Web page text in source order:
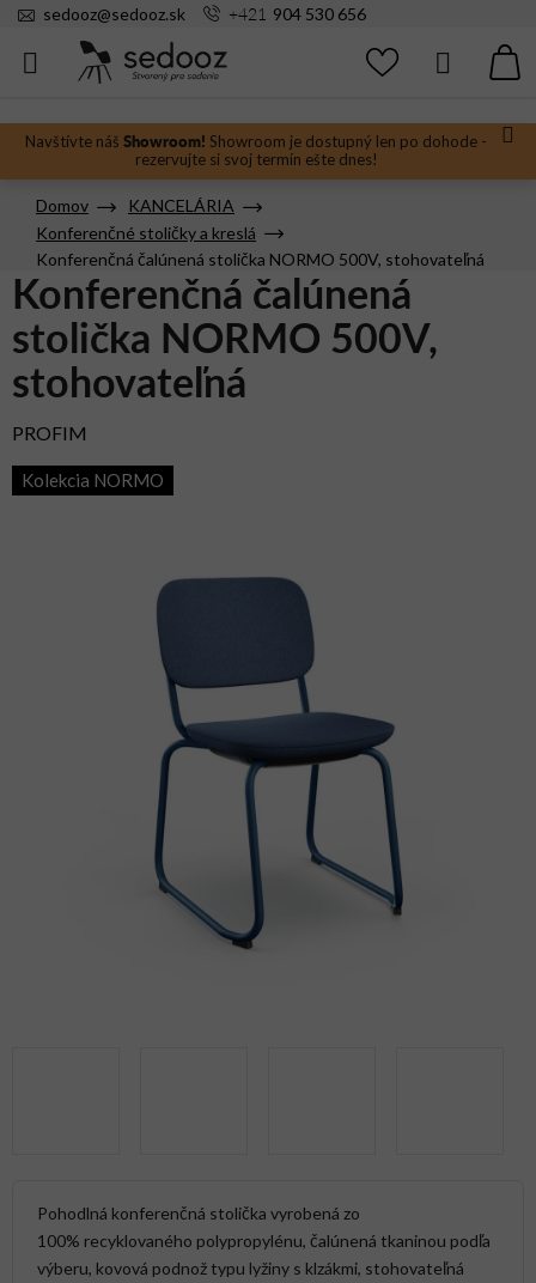
Prejsť
Navštívte náš Showroom! Showroom je dostupný len po dohode -
rezervujte si svoj termín ešte dnes!
sedooz@sedooz.sk +421 904 530 656
Hľadať
Domov
KANCELÁRIA
Konferenčné stoličky a kreslá
Konferenčná čalúnená stolička NORMO 500V, stohovateľná
Pohodlná konferenčná stolička vyrobená zo
100% recyklovaného polypropylénu, čalúnená tkaninou podľa
výberu, kovová podnož typu lyžiny s klzákmi, stohovateľná
Konferenčná čalúnená
stolička NORMO 500V,
stohovateľná
PROFIM
Kolekcia NORMO